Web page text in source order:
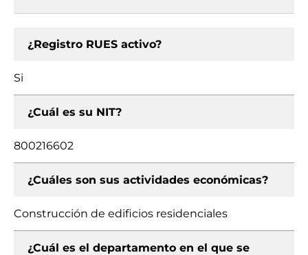
¿Registro RUES activo?
Si
¿Cuál es su NIT?
800216602
¿Cuáles son sus actividades económicas?
Construcción de edificios residenciales
¿Cuál es el departamento en el que se